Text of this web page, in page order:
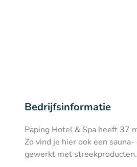
Bedrijfsinformatie
Paping Hotel & Spa heeft 37
Zo vind je hier ook een
gewerkt met streekproducten.